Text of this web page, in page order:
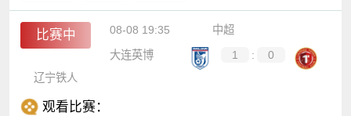
比赛中 08-08 19:35
中超
大连英博
1 :
0
辽宁铁人
观看比赛：